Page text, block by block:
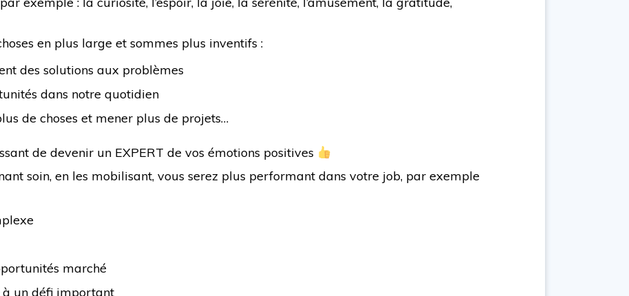
en plus large et sommes plus inventifs :
des solutions aux problèmes
dans notre quotidien
de choses et mener plus de projets…
de devenir un EXPERT de vos émotions positives
soin, en les mobilisant, vous serez plus performant dans votre job, par exemple
marché
un défi important